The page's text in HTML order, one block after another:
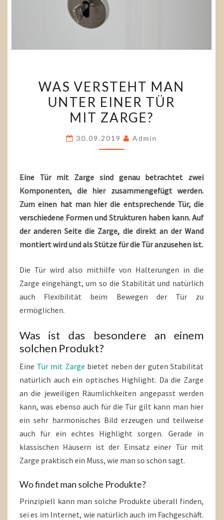
VERSTEHT
MAN
UNTER
MIT ZARGE?
WAS VERSTEHT MAN
UNTER EINER TÜR
MIT ZARGE?
30.09.2019 Admin
Eine Tür mit Zarge sind genau betrachtet zwei
Komponenten, die hier zusammengefügt werden.
Zum einen hat man hier die entsprechende Tür, die
verschiedene Formen und Strukturen haben kann. Auf
der anderen Seite die Zarge, die direkt an der Wand
montiert wird und als Stütze für die Tür anzusehen ist.
Die Tür wird also mithilfe von Halterungen in die
Zarge eingehängt, um so die Stabilität und natürlich
auch Flexibilität beim Bewegen der Tür zu
ermöglichen.
Was ist das besondere an einem
solchen Produkt?
Eine Tür mit Zarge bietet neben der guten Stabilität
natürlich auch ein optisches Highlight. Da die Zarge
an die jeweiligen Räumlichkeiten angepasst werden
kann, was ebenso auch für die Tür gilt kann man hier
ein sehr harmonisches Bild erzeugen und teilweise
auch für ein echtes Highlight sorgen. Gerade in
klassischen Häusern ist der Einsatz einer Tür mit
Zarge praktisch ein Muss, wie man so schön sagt.
Wo findet man solche Produkte?
Prinzipiell kann man solche Produkte überall finden,
sei es im Internet, wie natürlich auch im Fachgeschäft.